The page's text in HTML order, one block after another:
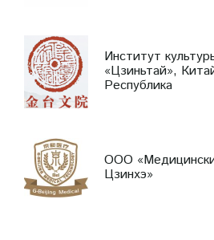
Институт
«Цзиньтай»,
Республика
ООО
Цзинхэ»